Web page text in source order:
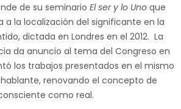
de su seminario El ser y lo Uno que
a la localización del significante en la
dictada en Londres en el 2012. La
da anuncio al tema del Congreso en
los trabajos presentados en el mismo
renovando el concepto de
como real.